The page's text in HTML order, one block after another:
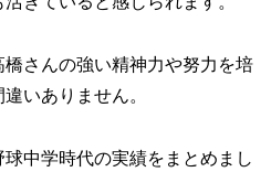
さんの強い精神力や努力を培
いありません。
中学時代の実績をまとめまし